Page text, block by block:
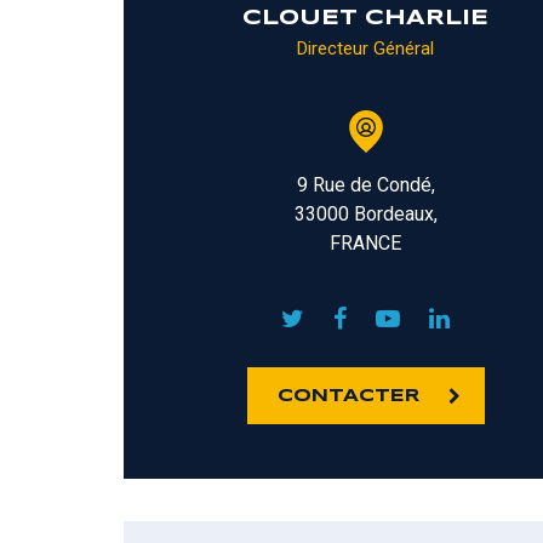
CLOUET CHARLIE
Directeur Général
9 Rue de Condé,
33000 Bordeaux,
FRANCE
CONTACTER